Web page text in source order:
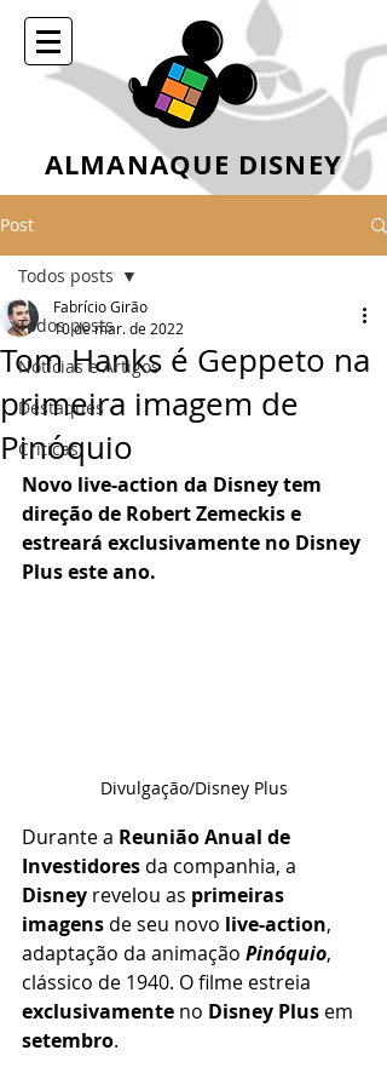
ALMANAQUE DISNEY
Post
Todos posts
Notícias e Artigos
Destaques
Críticas
Todos posts
Tom Hanks é Geppeto na
primeira imagem de
Pinóquio
Fabrício Girão
10 de mar. de 2022
Novo live-action da Disney tem
direção de Robert Zemeckis e
estreará exclusivamente no Disney
Plus este ano.
Divulgação/Disney Plus
Durante a Reunião Anual de
Investidores da companhia, a
Disney revelou as primeiras
imagens de seu novo live-action,
adaptação da animação Pinóquio,
clássico de 1940. O filme estreia
exclusivamente no Disney Plus em
setembro.